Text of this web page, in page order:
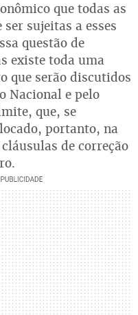
que todas as
sujeitas a esses
questão de
existe toda uma
que serão discutidos
Nacional e pelo
que, se
portanto, na
de correção